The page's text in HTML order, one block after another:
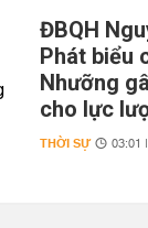
ĐBQH
Phát biểu
Nhưỡng
cho lực
THỜI SỰ 03:01